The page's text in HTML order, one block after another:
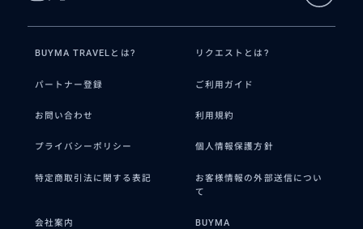
BUYMA TRAVELとは? リクエストとは?
パートナー登録 ご利用ガイド
お問い合わせ 利用規約
プライバシーポリシー 個人情報保護方針
特定商取引法に関する表記
お客様情報の外部送信につい
て
会社案内 BUYMA